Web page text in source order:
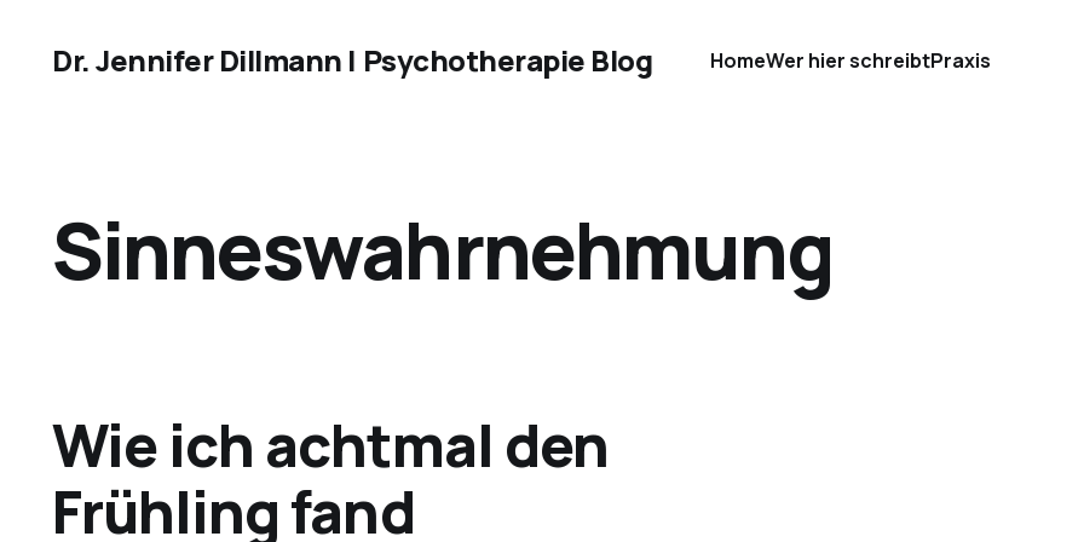
Dr. Jennifer Dillmann | Psychotherapie Blog HomeWer hier schreibtPraxis
Sinneswahrnehmung
Wie ich achtmal den
Frühling fand